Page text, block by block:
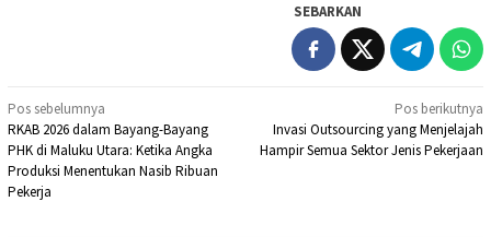
SEBARKAN
Navigasi
pos
Pos sebelumnya
RKAB 2026 dalam Bayang-Bayang
PHK di Maluku Utara: Ketika Angka
Produksi Menentukan Nasib Ribuan
Pekerja
Pos berikutnya
Invasi Outsourcing yang Menjelajah
Hampir Semua Sektor Jenis Pekerjaan